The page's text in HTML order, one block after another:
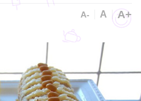
A- A A+